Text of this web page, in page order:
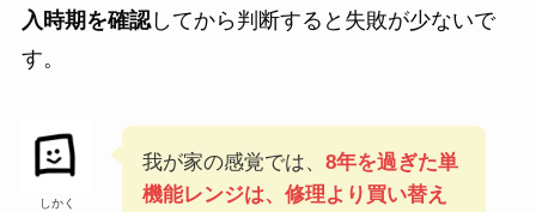
入時期を確認してから判断すると失敗が少ないで
す。
しかく
我が家の感覚では、 8年を過ぎた単
機能レンジは、修理より買い替え